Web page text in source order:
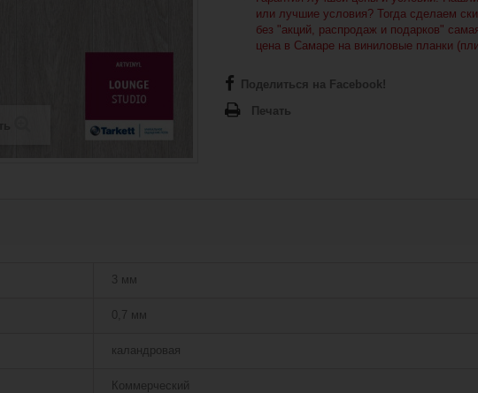
или лучшие условия? Тогда сделаем
без "акций, распродаж и подарков"
цена в Самаре на виниловые планки
Поделиться на Facebook!
Печать
3 мм
0,7 мм
каландровая
Коммерческий